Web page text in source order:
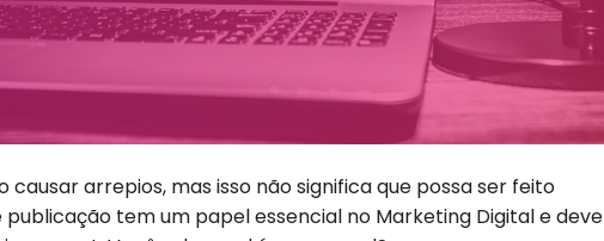
arrepios, mas isso não significa que possa ser feito
tem um papel essencial no Marketing Digital e deve